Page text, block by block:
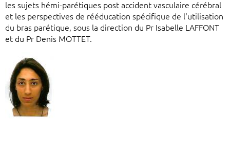
les sujets hémi-parétiques post accident vasculaire cérébral
et les perspectives de rééducation spécifique de l'utilisation
du bras parétique, sous la direction du Pr Isabelle LAFFONT
et du Pr Denis MOTTET.